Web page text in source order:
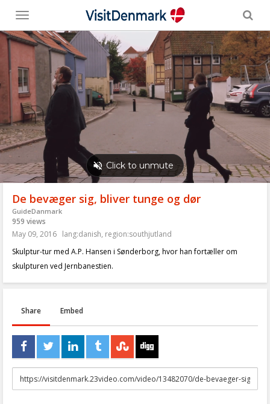
Toggle
menu
De bevæger sig, bliver tunge og dør
GuideDanmark
959 views
May 09, 2016 lang:danish, region:southjutland
Skulptur-tur med A.P. Hansen i Sønderborg, hvor han fortæller om
skulpturen ved Jernbanestien.
Share Embed
URL
to